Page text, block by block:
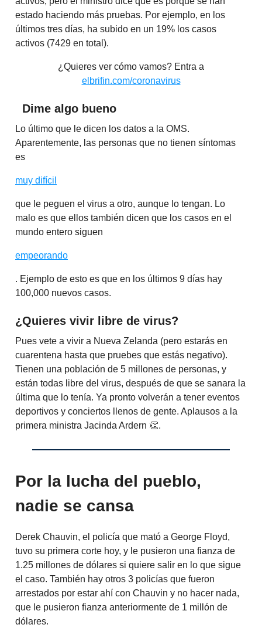
estado haciendo más pruebas. Por ejemplo, en los
últimos tres días, ha subido en un 19% los casos
activos (7429 en total).
¿Quieres ver cómo vamos? Entra a
elbrifin.com/coronavirus
Dime algo bueno
Lo último que le dicen los datos a la OMS.
Aparentemente, las personas que no tienen síntomas
es
muy difícil
que le peguen el virus a otro, aunque lo tengan. Lo
malo es que ellos también dicen que los casos en el
mundo entero siguen
empeorando
. Ejemplo de esto es que en los últimos 9 días hay
100,000 nuevos casos.
¿Quieres vivir libre de virus?
Pues vete a vivir a Nueva Zelanda (pero estarás en
cuarentena hasta que pruebes que estás negativo).
Tienen una población de 5 millones de personas, y
están todas libre del virus, después de que se sanara la
última que lo tenía. Ya pronto volverán a tener eventos
deportivos y conciertos llenos de gente. Aplausos a la
primera ministra Jacinda Ardern 👏.
Por la lucha del pueblo,
nadie se cansa
Derek Chauvin, el policía que mató a George Floyd,
tuvo su primera corte hoy, y le pusieron una fianza de
1.25 millones de dólares si quiere salir en lo que sigue
el caso. También hay otros 3 policías que fueron
arrestados por estar ahí con Chauvin y no hacer nada,
que le pusieron fianza anteriormente de 1 millón de
dólares.